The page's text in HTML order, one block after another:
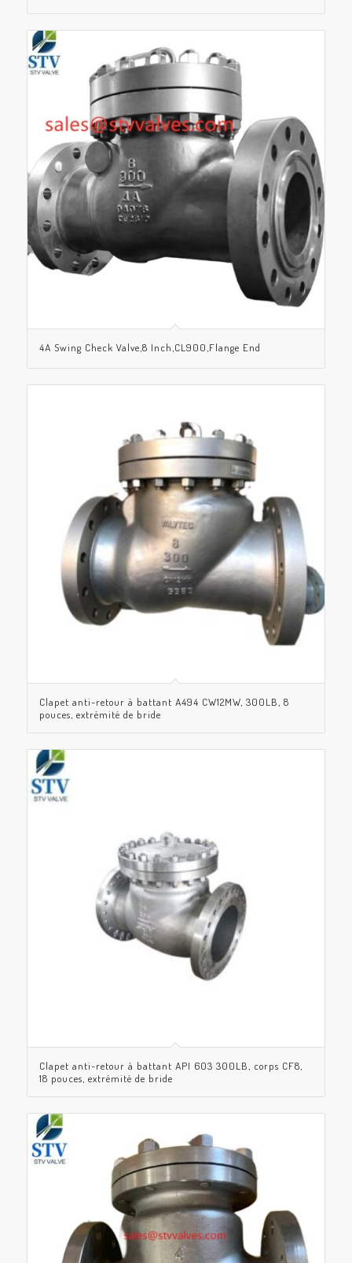
4A Swing Check Valve,8 Inch,CL900,Flange End
Clapet anti-retour à battant A494 CW12MW, 300LB, 8
pouces, extrémité de bride
Clapet anti-retour à battant API 603 300LB, corps CF8,
18 pouces, extrémité de bride